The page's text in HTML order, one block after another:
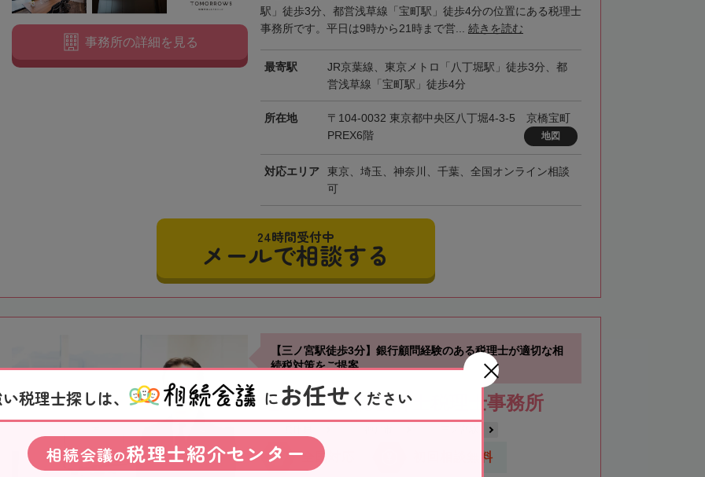
駅」徒歩3分、都営浅草線「宝町駅」徒歩4分の位置にある税理士
事務所です。平日は9時から21時まで営... 続きを読む
最寄駅
JR京葉線、東京メトロ「八丁堀駅」徒歩3分、都
営浅草線「宝町駅」徒歩4分
所在地
〒104-0032 東京都中央区八丁堀4-3-5 京橋宝町
PREX6階
地図
対応エリア
東京、埼玉、神奈川、千葉、全国オンライン相談
可
事務所の詳細を見る
24時間受付中
メールで相談する
【三ノ宮駅徒歩3分】銀行顧問経験のある税理士が適切な相
続税対策をご提案
近江清秀公認会計士税理士事務所
全国対応 初回相談無料
税理士探しは、 にお任せ ください
相続会議の税理士紹介センター